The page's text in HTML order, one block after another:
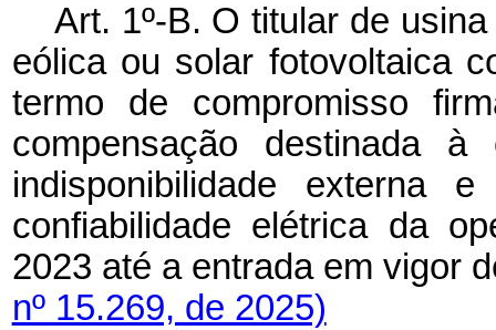
Art. 1º-B. O titular de
eólica ou solar fotovoltaica
termo de compromisso
compensação destinada
indisponibilidade externa
confiabilidade elétrica da
2023 até a entrada em
nº 15.269, de 2025)